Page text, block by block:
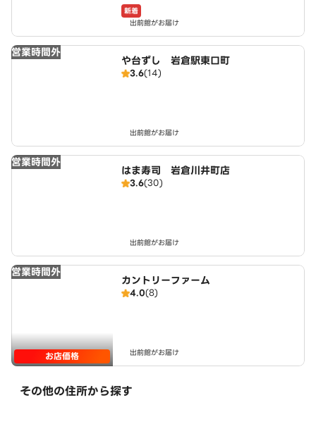
新着
出前館がお届け
営業時間外
や台ずし 岩倉駅東口町
3.6(14)
出前館がお届け
営業時間外
はま寿司 岩倉川井町店
3.6(30)
出前館がお届け
営業時間外
お店価格
カントリーファーム
4.0(8)
出前館がお届け
その他の住所から探す